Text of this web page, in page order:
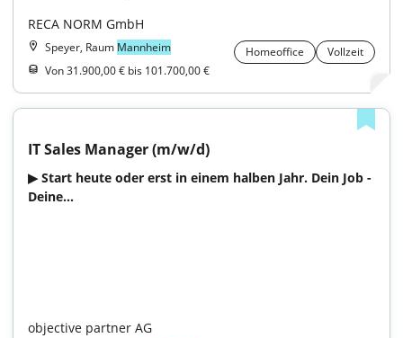
RECA NORM GmbH
Speyer, Raum Mannheim Homeoffice
Vollzeit
Von 31.900,00 € bis 101.700,00 €
IT Sales Manager (m/w/d)
▶ Start heute oder erst in einem halben Jahr. Dein Job -
Deine...
objective partner AG